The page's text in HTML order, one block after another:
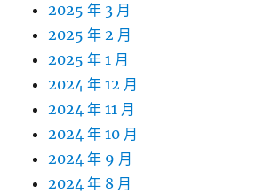
2025 年 3 月
2025 年 2 月
2025 年 1 月
2024 年 12 月
2024 年 11 月
2024 年 10 月
2024 年 9 月
2024 年 8 月